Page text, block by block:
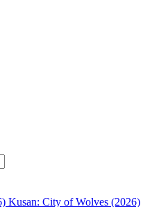
Kusan: City of Wolves (2026)